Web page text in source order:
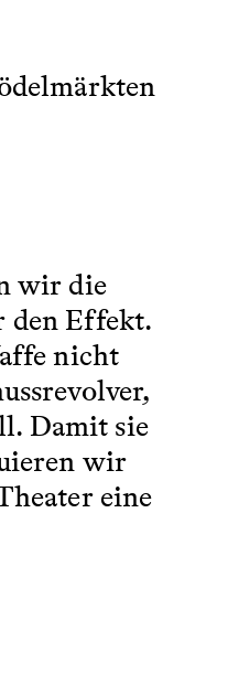
wir die
den Effekt.
nicht
Damit sie
wir
eine